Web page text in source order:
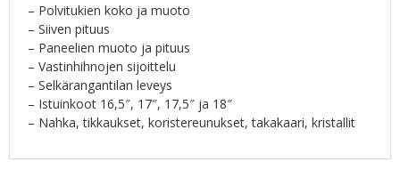
– Polvitukien koko ja muoto
– Siiven pituus
– Paneelien muoto ja pituus
– Vastinhihnojen sijoittelu
– Selkärangantilan leveys
– Istuinkoot 16,5″, 17″, 17,5″ ja 18″
– Nahka, tikkaukset, koristereunukset, takakaari, kristallit